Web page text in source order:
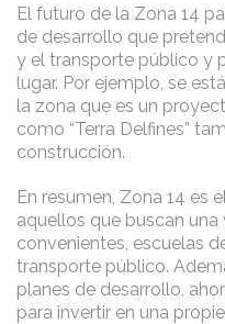
El futuro de la Zona 14
de desarrollo que
y el transporte público y
lugar. Por ejemplo, se
la zona que es un
como “Terra Delfines”
construcción.
En resumen, Zona 14 es
aquellos que buscan
convenientes, escuelas
transporte público.
planes de desarrollo,
para invertir en una